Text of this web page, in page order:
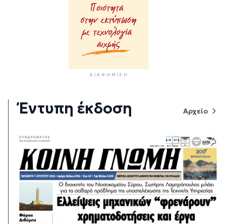
ΔΙΑΦΉΜΙΣΗ
Έντυπη έκδοση Αρχείο